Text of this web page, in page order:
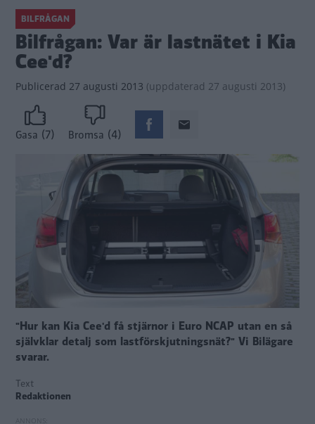
BILFRÅGAN
Bilfrågan: Var är lastnätet i Kia
Cee'd?
Publicerad 27 augusti 2013 (uppdaterad 27 augusti 2013)
Gasa (7) Bromsa (4)
"Hur kan Kia Cee'd få stjärnor i Euro NCAP utan en så
självklar detalj som lastförskjutningsnät?" Vi Bilägare
svarar.
Text
Redaktionen